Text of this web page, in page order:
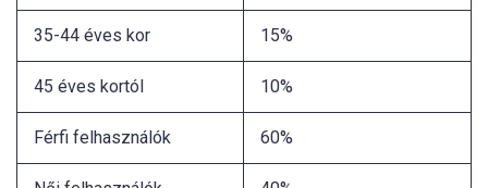
35-44 éves kor 15%
45 éves kortól 10%
Férfi felhasználók 60%